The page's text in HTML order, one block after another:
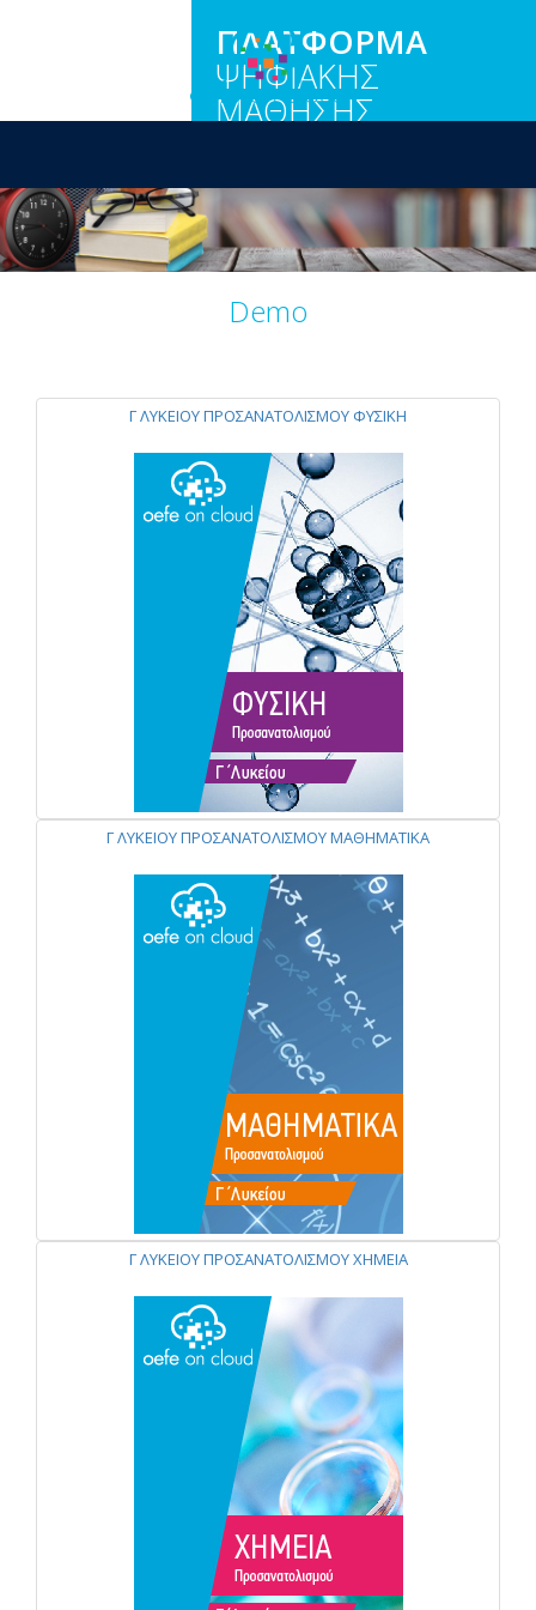
ΠΛΑΤΦΟΡΜΑ
ΨΗΦΙΑΚΗΣ
ΜΑΘΗΣΗΣ
Demo
Γ ΛΥΚΕΙΟΥ ΠΡΟΣΑΝΑΤΟΛΙΣΜΟΥ ΦΥΣΙΚΗ
Γ ΛΥΚΕΙΟΥ ΠΡΟΣΑΝΑΤΟΛΙΣΜΟΥ ΜΑΘΗΜΑΤΙΚΑ
Γ ΛΥΚΕΙΟΥ ΠΡΟΣΑΝΑΤΟΛΙΣΜΟΥ ΧΗΜΕΙΑ